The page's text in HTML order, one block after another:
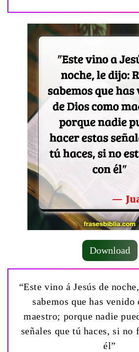
Download
“Este vino á Jesús de
sabemos que has
maestro; porque nadie
señales que tú haces, si no
él”